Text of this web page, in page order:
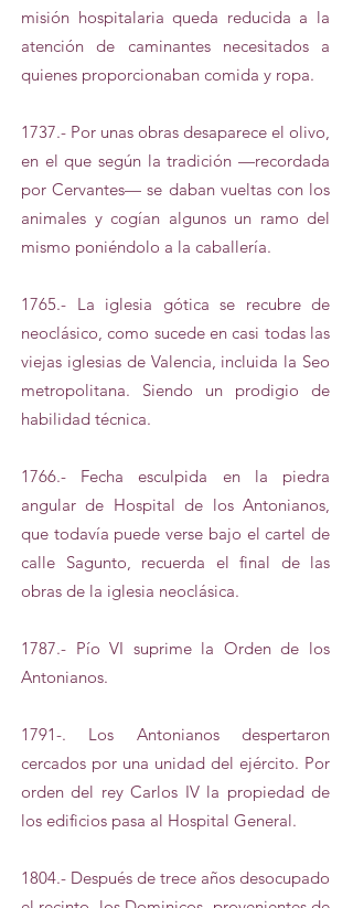
misión hospitalaria queda reducida a la
atención de caminantes necesitados a
quienes proporcionaban comida y ropa.
1737.- Por unas obras desaparece el olivo,
en el que según la tradición —recordada
por Cervantes— se daban vueltas con los
animales y cogían algunos un ramo del
mismo poniéndolo a la caballería.
1765.- La iglesia gótica se recubre de
neoclásico, como sucede en casi todas las
viejas iglesias de Valencia, incluida la Seo
metropolitana. Siendo un prodigio de
habilidad técnica.
1766.- Fecha esculpida en la piedra
angular de Hospital de los Antonianos,
que todavía puede verse bajo el cartel de
calle Sagunto, recuerda el final de las
obras de la iglesia neoclásica.
1787.- Pío VI suprime la Orden de los
Antonianos.
1791-. Los Antonianos despertaron
cercados por una unidad del ejército. Por
orden del rey Carlos IV la propiedad de
los edificios pasa al Hospital General.
1804.- Después de trece años desocupado